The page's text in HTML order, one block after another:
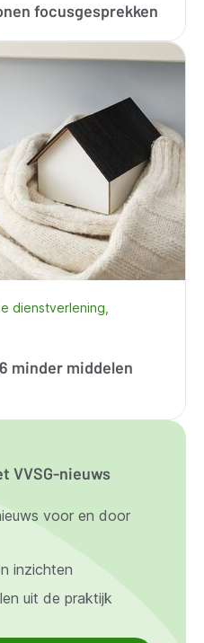
focusgesprekken
minder middelen
dienstverlening
VVSG-nieuws
voor en door
inzichten
uit de praktijk